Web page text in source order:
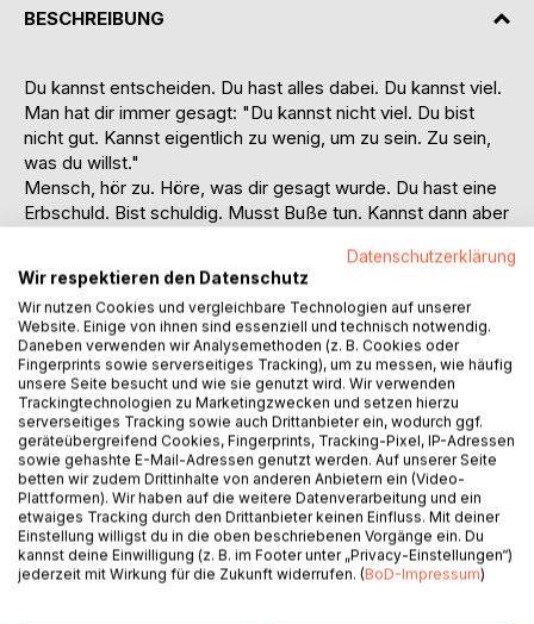
BESCHREIBUNG
Du kannst entscheiden. Du hast alles dabei. Du kannst viel.
Man hat dir immer gesagt: "Du kannst nicht viel. Du bist
nicht gut. Kannst eigentlich zu wenig, um zu sein. Zu sein,
was du willst."
Mensch, hör zu. Höre, was dir gesagt wurde. Du hast eine
Erbschuld. Bist schuldig. Musst Buße tun. Kannst dann aber
Ein sündiger Mensch. Immer wieder sündigst du. Du
brauchst deshalb uns. Wir können dir verzeihen. Wir von
Gottes Gnaden können dir verzeihen. Immer wieder
verzeihen. Wir sind die, die dafür autorisiert sind.
Besondere Menschen. Mit einem Oberhaupt, das der
Stellvertreter Gottes auf Erden ist. Er bestimmt unsere
Bischöfe. Alle, die dir - Mensch - verzeihen können.
Sie können dich auch im Namen Gottes segnen. Sie tun es
aber nur, wenn du mit ihnen bist. ihrer Gemeinschaft
angehörst. Sonst tun sie es nicht. Du bist nur gut für sie,
wenn du tust, was sie wollen. Sie wissen ja, was du tun
sollst. Sie sind die, die mit Gott unterwegs sind. Gott hat sie
berufen. Nein, der Stellvertreter Gottes auf Erden hat sie
Datenschutzerklärung
Wir respektieren den Datenschutz
Wir nutzen Cookies und vergleichbare Technologien auf unserer
Website. Einige von ihnen sind essenziell und technisch notwendig.
Daneben verwenden wir Analysemethoden (z. B. Cookies oder
Fingerprints sowie serverseitiges Tracking), um zu messen, wie häufig
unsere Seite besucht und wie sie genutzt wird. Wir verwenden
Trackingtechnologien zu Marketingzwecken und setzen hierzu
serverseitiges Tracking sowie auch Drittanbieter ein, wodurch ggf.
geräteübergreifend Cookies, Fingerprints, Tracking-Pixel, IP-Adressen
sowie gehashte E-Mail-Adressen genutzt werden. Auf unserer Seite
betten wir zudem Drittinhalte von anderen Anbietern ein (Video-
Plattformen). Wir haben auf die weitere Datenverarbeitung und ein
etwaiges Tracking durch den Drittanbieter keinen Einfluss. Mit deiner
Einstellung willigst du in die oben beschriebenen Vorgänge ein. Du
kannst deine Einwilligung (z. B. im Footer unter „Privacy-Einstellungen“)
jederzeit mit Wirkung für die Zukunft widerrufen. (BoD-Impressum)